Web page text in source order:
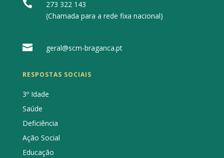

273 322 143
(Chamada para a rede fixa nacional)
 geral@scm-braganca.pt
RESPOSTAS SOCIAIS
3º Idade
Saúde
Deficiência
Ação Social
Educação